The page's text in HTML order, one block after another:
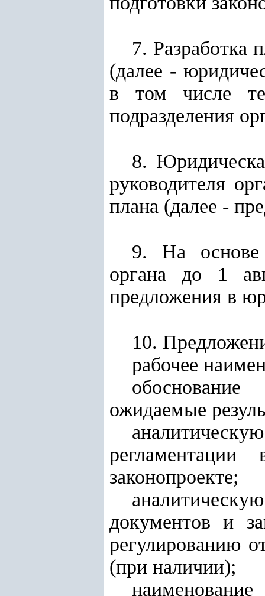
7. Разработка
(далее -
в том числе
подразделения
8.
руководителя
плана (далее -
9. На основе
органа до 1
предложения в
10.
рабочее
ожидаемые
законопроекте;
документов и
регулированию
(при наличии);